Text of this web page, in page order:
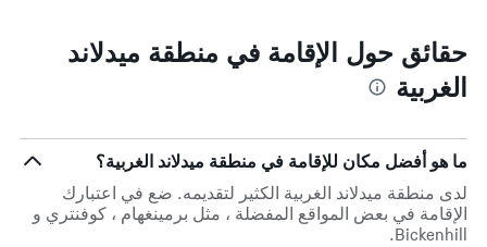
حقائق حول الإقامة في منطقة ميدلاند
الغربية
ما هو أفضل مكان للإقامة في منطقة ميدلاند الغربية؟
لدى منطقة ميدلاند الغربية الكثير لتقديمه. ضع في اعتبارك
الإقامة في بعض المواقع المفضلة ، مثل برمينغهام ، كوفنتري و
Bickenhill.